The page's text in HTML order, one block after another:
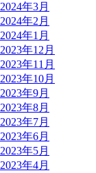
2024年3月
2024年2月
2024年1月
2023年12月
2023年11月
2023年10月
2023年9月
2023年8月
2023年7月
2023年6月
2023年5月
2023年4月